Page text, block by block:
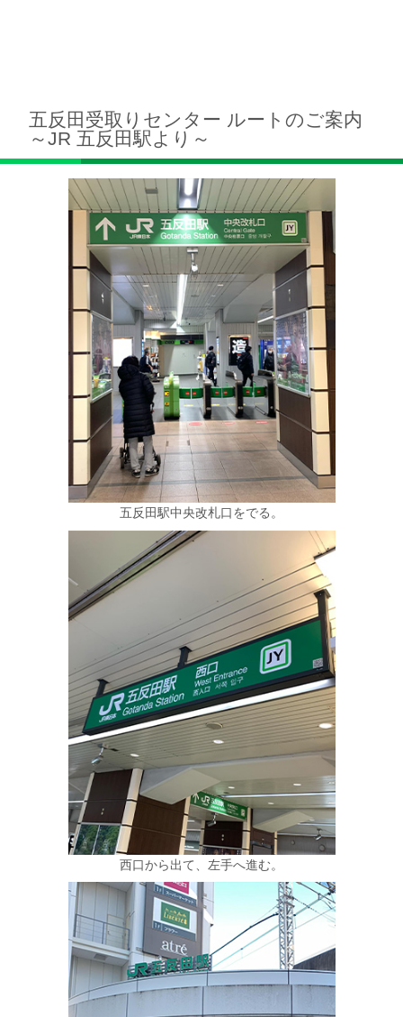
五反田受取りセンター ルートのご案内
～JR 五反田駅より～
五反田駅中央改札口をでる。
西口から出て、左手へ進む。